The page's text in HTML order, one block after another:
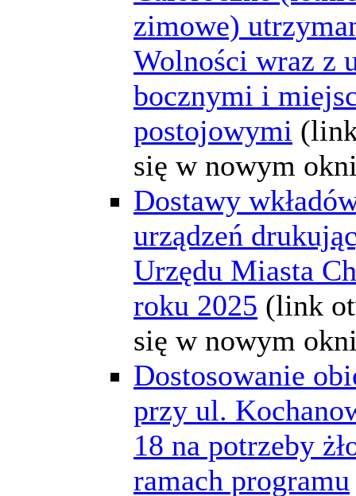
zimowe)
Wolności wraz z
bocznymi i
postojowymi
się w nowym
Dostawy
urządzeń
Urzędu Miasta
roku 2025 (link
się w nowym
Dostosowanie
przy ul.
18 na potrzeby
ramach programu